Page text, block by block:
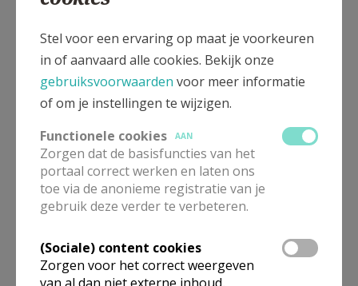
Stel voor een ervaring op maat je voorkeuren
in of aanvaard alle cookies. Bekijk onze
gebruiksvoorwaarden voor meer informatie
of om je instellingen te wijzigen.
Functionele cookies
AAN
Zorgen dat de basisfuncties van het
portaal correct werken en laten ons
toe via de anonieme registratie van je
gebruik deze verder te verbeteren.
(Sociale) content cookies
Zorgen voor het correct weergeven
van al dan niet externe inhoud,